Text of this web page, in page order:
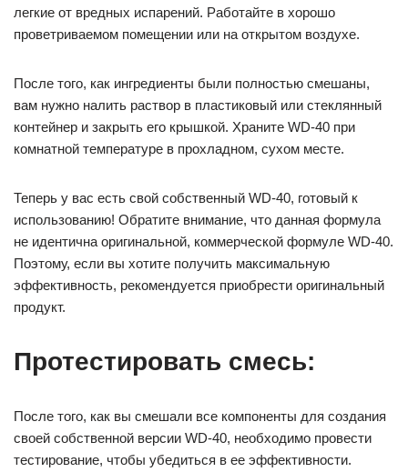
легкие от вредных испарений. Работайте в хорошо
проветриваемом помещении или на открытом воздухе.
После того, как ингредиенты были полностью смешаны,
вам нужно налить раствор в пластиковый или стеклянный
контейнер и закрыть его крышкой. Храните WD-40 при
комнатной температуре в прохладном, сухом месте.
Теперь у вас есть свой собственный WD-40, готовый к
использованию! Обратите внимание, что данная формула
не идентична оригинальной, коммерческой формуле WD-40.
Поэтому, если вы хотите получить максимальную
эффективность, рекомендуется приобрести оригинальный
продукт.
Протестировать смесь:
После того, как вы смешали все компоненты для создания
своей собственной версии WD-40, необходимо провести
тестирование, чтобы убедиться в ее эффективности.